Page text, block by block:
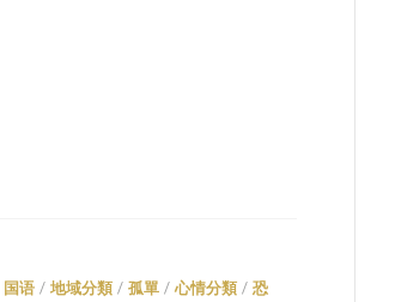
国语 / 地域分類 / 孤單 / 心情分類 / 恐